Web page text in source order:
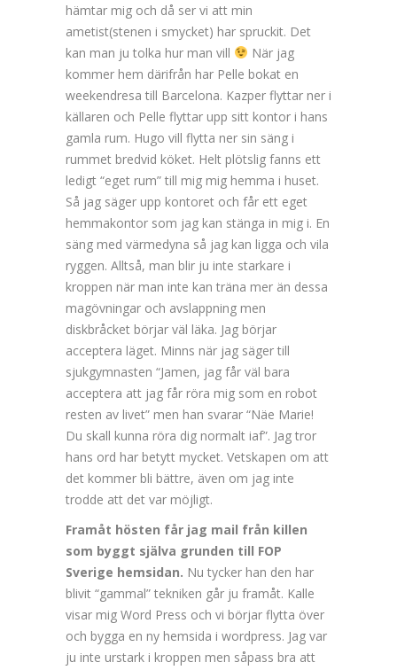
hämtar mig och då ser vi att min
ametist(stenen i smycket) har spruckit. Det
kan man ju tolka hur man vill
När jag
kommer hem därifrån har Pelle bokat en
weekendresa till Barcelona. Kazper flyttar ner i
källaren och Pelle flyttar upp sitt kontor i hans
gamla rum. Hugo vill flytta ner sin säng i
rummet bredvid köket. Helt plötslig fanns ett
ledigt “eget rum” till mig mig hemma i huset.
Så jag säger upp kontoret och får ett eget
hemmakontor som jag kan stänga in mig i. En
säng med värmedyna så jag kan ligga och vila
ryggen. Alltså, man blir ju inte starkare i
kroppen när man inte kan träna mer än dessa
magövningar och avslappning men
diskbråcket börjar väl läka. Jag börjar
acceptera läget. Minns när jag säger till
sjukgymnasten “Jamen, jag får väl bara
acceptera att jag får röra mig som en robot
resten av livet” men han svarar “Näe Marie!
Du skall kunna röra dig normalt iaf”. Jag tror
hans ord har betytt mycket. Vetskapen om att
det kommer bli bättre, även om jag inte
trodde att det var möjligt.
Framåt hösten får jag mail från killen
som byggt själva grunden till FOP
Sverige hemsidan. Nu tycker han den har
blivit “gammal” tekniken går ju framåt. Kalle
visar mig Word Press och vi börjar flytta över
och bygga en ny hemsida i wordpress. Jag var
ju inte urstark i kroppen men såpass bra att